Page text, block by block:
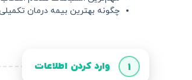
چگونه بهترین بیمه درمان
1 وارد کردن اطلاعات